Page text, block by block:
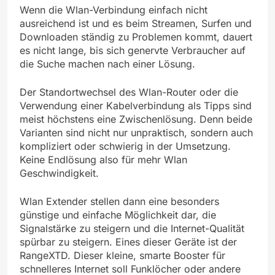
Wenn die Wlan-Verbindung einfach nicht
ausreichend ist und es beim Streamen, Surfen und
Downloaden ständig zu Problemen kommt, dauert
es nicht lange, bis sich genervte Verbraucher auf
die Suche machen nach einer Lösung.
Der Standortwechsel des Wlan-Router oder die
Verwendung einer Kabelverbindung als Tipps sind
meist höchstens eine Zwischenlösung. Denn beide
Varianten sind nicht nur unpraktisch, sondern auch
kompliziert oder schwierig in der Umsetzung.
Keine Endlösung also für mehr Wlan
Geschwindigkeit.
Wlan Extender stellen dann eine besonders
günstige und einfache Möglichkeit dar, die
Signalstärke zu steigern und die Internet-Qualität
spürbar zu steigern. Eines dieser Geräte ist der
RangeXTD. Dieser kleine, smarte Booster für
schnelleres Internet soll Funklöcher oder andere